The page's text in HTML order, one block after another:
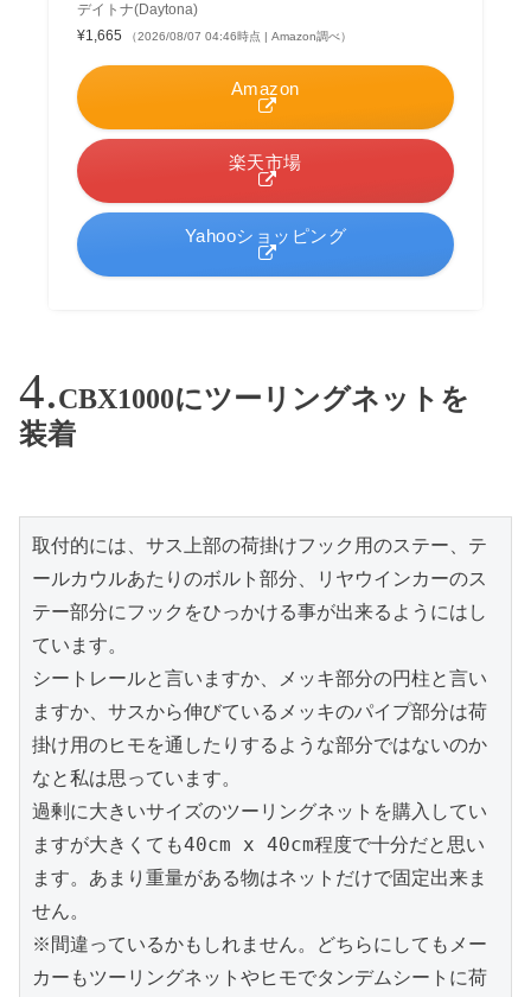
デイトナ(Daytona)
¥1,665
（2026/08/07 04:46時点 | Amazon調べ）
Amazon
楽天市場
Yahooショッピング
CBX1000にツーリングネットを
装着
取付的には、サス上部の荷掛けフック用のステー、テ
ールカウルあたりのボルト部分、リヤウインカーのス
テー部分にフックをひっかける事が出来るようにはし
ています。
シートレールと言いますか、メッキ部分の円柱と言い
ますか、サスから伸びているメッキのパイプ部分は荷
掛け用のヒモを通したりするような部分ではないのか
なと私は思っています。
過剰に大きいサイズのツーリングネットを購入してい
ますが大きくても40cm x 40cm程度で十分だと思い
ます。あまり重量がある物はネットだけで固定出来ま
せん。
※間違っているかもしれません。どちらにしてもメー
カーもツーリングネットやヒモでタンデムシートに荷